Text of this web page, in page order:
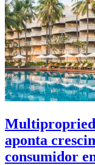
aponta
consumidor